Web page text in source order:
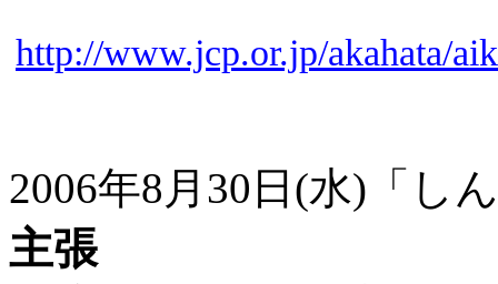
http://www.jcp.or.jp/akahata/
2006年8月30日(水)「し
主張